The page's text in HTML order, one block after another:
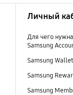
Личный
Для чего
Samsung
Samsung
Samsung
Samsung